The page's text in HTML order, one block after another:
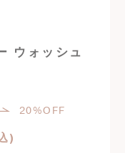
ウォッシュ
20%OFF
)